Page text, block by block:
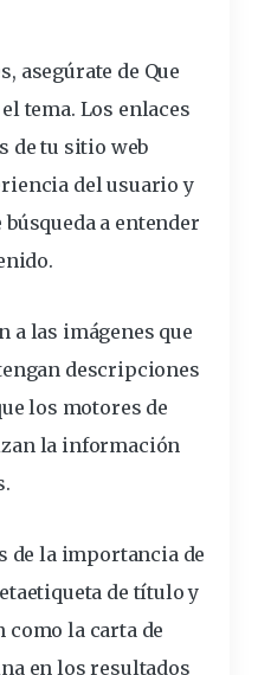
, asegúrate de Que
tema. Los enlaces
de tu sitio web
del usuario y
a entender
a las imágenes que
descripciones
los motores de
la información
de la importanciade
de título y
la carta de
en los resultados